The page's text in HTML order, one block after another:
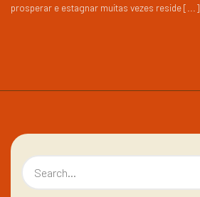
prosperar e estagnar muitas vezes reside [...]